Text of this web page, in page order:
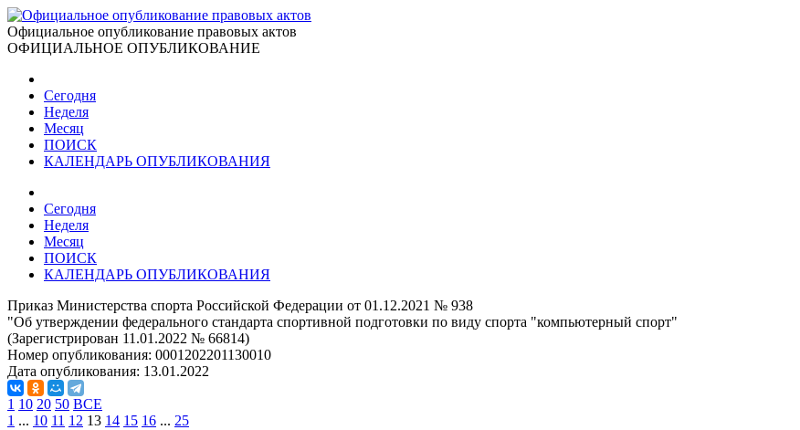
Официальное опубликование правовых актов
ОФИЦИАЛЬНОЕ ОПУБЛИКОВАНИЕ
Сегодня
Неделя
Месяц
ПОИСК
КАЛЕНДАРЬ ОПУБЛИКОВАНИЯ
Сегодня
Неделя
Месяц
ПОИСК
КАЛЕНДАРЬ ОПУБЛИКОВАНИЯ
Приказ Министерства спорта Российской Федерации от 01.12.2021 № 938
"Об утверждении федерального стандарта спортивной подготовки по виду спорта "компьютерный спорт"
(Зарегистрирован 11.01.2022 № 66814)
Номер опубликования: 0001202201130010
Дата опубликования: 13.01.2022
1 10 20 50 ВСЕ
1 ... 10 11 12 13 14 15 16 ... 25